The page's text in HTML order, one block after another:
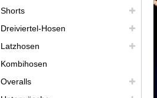
Shorts
Dreiviertel-Hosen
Latzhosen
Kombihosen
Overalls